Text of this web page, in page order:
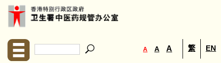
A A A 繁 EN